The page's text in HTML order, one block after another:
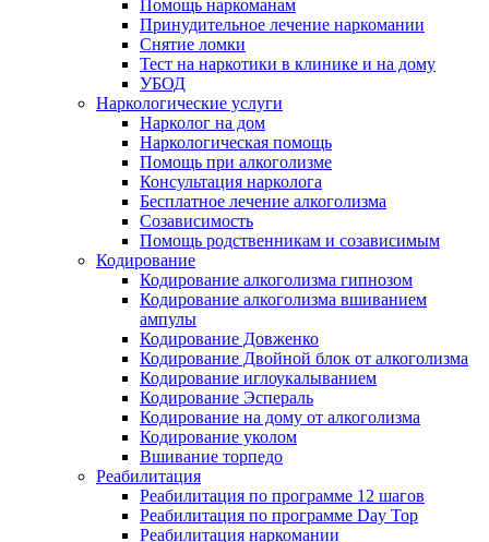
Помощь наркоманам
Принудительное лечение наркомании
Снятие ломки
Тест на наркотики в клинике и на дому
УБОД
Наркологические услуги
Нарколог на дом
Наркологическая помощь
Помощь при алкоголизме
Консультация нарколога
Бесплатное лечение алкоголизма
Созависимость
Помощь родственникам и созависимым
Кодирование
Кодирование алкоголизма гипнозом
Кодирование алкоголизма вшиванием
ампулы
Кодирование Довженко
Кодирование Двойной блок от алкоголизма
Кодирование иглоукалыванием
Кодирование Эспераль
Кодирование на дому от алкоголизма
Кодирование уколом
Вшивание торпедо
Реабилитация
Реабилитация по программе 12 шагов
Реабилитация по программе Day Top
Реабилитация наркомании